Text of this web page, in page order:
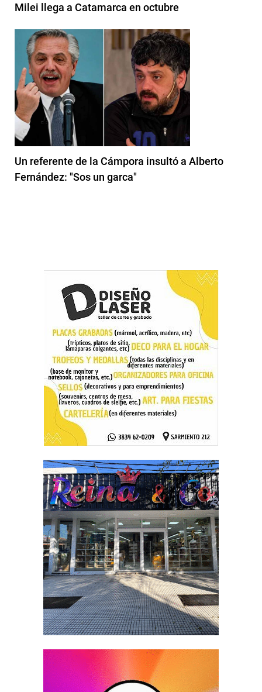
Milei llega a Catamarca en octubre
Un referente de la Cámpora insultó a Alberto
Fernández: "Sos un garca"